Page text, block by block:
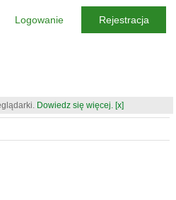
Dowiedz się więcej. [x]
Logowanie Rejestracja